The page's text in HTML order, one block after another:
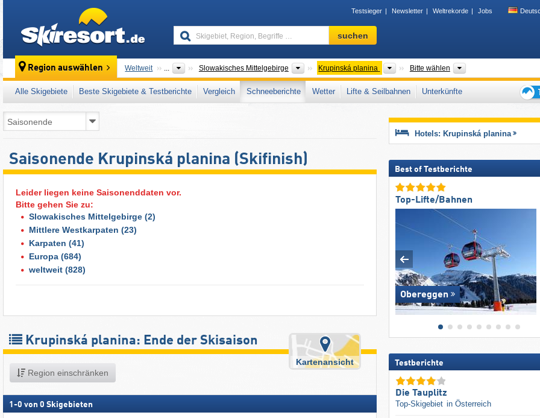
Testsieger Newsletter Weltrekorde Jobs
Skigebiet,
Region,
…
suchen
Region auswählen Weltweit ... Slowakisches Mittelgebirge Gebirgszüge
Krupinská planina Gebirgszüge
Bitte wählen
Alle Skigebiete Beste Skigebiete & Testberichte Vergleich Schneeberichte Wetter Lifte & Seilbahnen
Unterkünfte
für
Saisonende Krupinská planina (Skifinish)
Leider liegen keine Saisonenddaten vor.
Bitte gehen Sie zu:
Slowakisches Mittelgebirge (2)
Mittlere Westkarpaten (23)
Karpaten (41)
Europa (684)
weltweit (828)
Krupinská planina: Ende der Skisaison
Region einschränken
Kartenansicht
1 -0 von 0 Skigebieten
Hotels: Krupinská planina
Best of Testberichte
Top-Lifte/Bahnen
Obereggen
Testberichte
Die Tauplitz
Top-Skigebiet in Österreich